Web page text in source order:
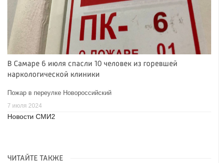
В Самаре 6 июля спасли 10 человек из горевшей
наркологической клиники
Пожар в переулке Новороссийский
7 июля 2024
Новости СМИ2
ЧИТАЙТЕ ТАКЖЕ